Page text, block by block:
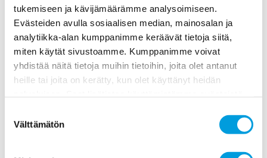
tukemiseen ja kävijämäärämme analysoimiseen.
Evästeiden avulla sosiaalisen median, mainosalan ja
analytiikka-alan kumppanimme keräävät tietoja siitä,
miten käytät sivustoamme. Kumppanimme voivat
yhdistää näitä tietoja muihin tietoihin, joita olet antanut
heille tai joita on kerätty, kun olet käyttänyt heidän
valinta
Välttämätön
Suurilta investointihankkeilta tulisi
edellyttää yhteiskunnallista kustannus-
hyötyanalyysia, jonka taloudellisissa
vaikutusarvioinneissa arvotetaan myös
luontovaikutukset (esim.
biodiversiteetti).